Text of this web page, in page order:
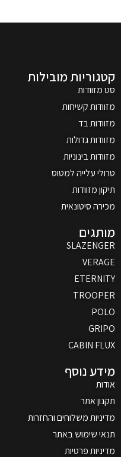
קטגוריות מובילות
סט מזוודות
מזוודות קשיחות
מזוודות בד
מזוודות גדולות
מזוודות בינוניות
טרולי עלייה למטוס
תיקון מזוודות
מכירה סיטונאית
מותגים
SLAZENGER
VERAGE
ETERNITY
TROOPER
POLO
GRIPO
CABIN FLUX
מידע נוסף
אודות
תקנון אתר
מדיניות משלוחים והחזרות
תנאי שימוש באתר
מדיניות פרטיות